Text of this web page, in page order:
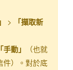
>
「擷取新
「手動」
（也就
件）。對於底